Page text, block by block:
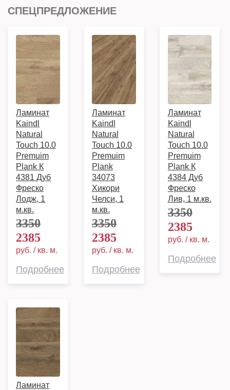
СПЕЦПРЕДЛОЖЕНИЕ
Ламинат
Kaindl
Natural
Touch 10.0
Premuim
Plank К
4381 Дуб
Фреско
Лодж, 1
м.кв.
3350
2385
руб. / кв. м.
Подробнее
Ламинат
Kaindl
Natural
Touch 10.0
Premuim
Plank
34073
Хикори
Челси, 1
м.кв.
3350
2385
руб. / кв. м.
Подробнее
Ламинат
Kaindl
Natural
Touch 10.0
Premuim
Plank К
4384 Дуб
Фреско
Лив, 1 м.кв.
3350
2385
руб. / кв. м.
Подробнее
Ламинат